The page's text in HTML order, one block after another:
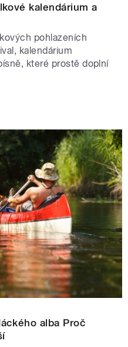
kalendárium a
pohlazeních
kalendárium
které prostě doplní
alba Proč